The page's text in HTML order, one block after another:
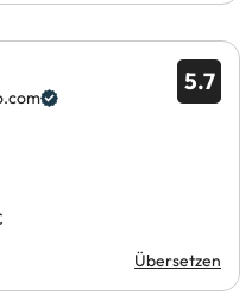
5.7
Übersetzen